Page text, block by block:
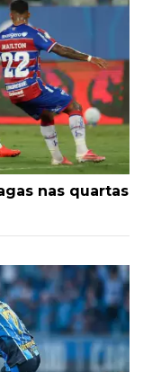
nas quartas